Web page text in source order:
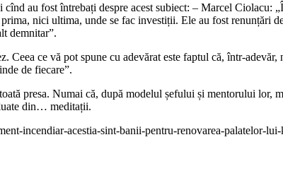
au fost întrebați despre acest subiect: – Marcel Ciolacu:
nici ultima, unde se fac investiții. Ele au fost renunțări
demnitar”.
Ceea ce vă pot spune cu adevărat este faptul că, într-
de fiecare”.
presa. Numai că, după modelul șefului și mentorului lor,
din… meditații.
incendiar-acestia-sint-banii-pentru-renovarea-palatelor-